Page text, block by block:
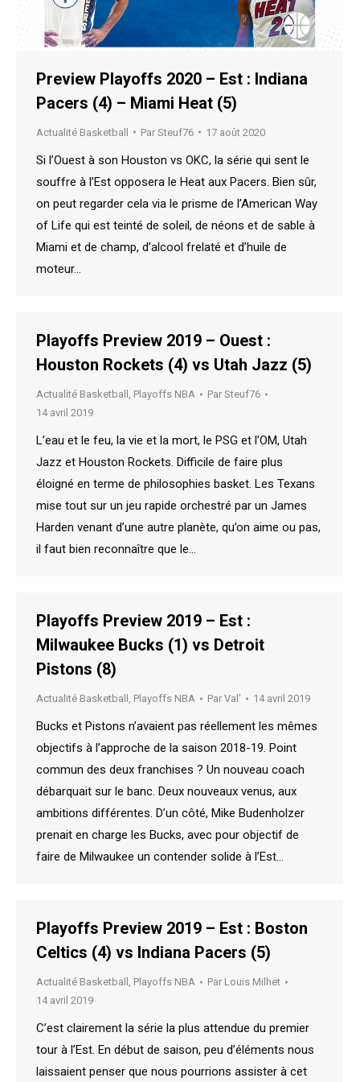
Preview Playoffs 2020 – Est : Indiana
Pacers (4) – Miami Heat (5)
Actualité Basketball Par Steuf76 17 août 2020
Si l’Ouest à son Houston vs OKC, la série qui sent le
souffre à l’Est opposera le Heat aux Pacers. Bien sûr,
on peut regarder cela via le prisme de l’American Way
of Life qui est teinté de soleil, de néons et de sable à
Miami et de champ, d’alcool frelaté et d’huile de
moteur…
Playoffs Preview 2019 – Ouest :
Houston Rockets (4) vs Utah Jazz (5)
Actualité Basketball , Playoffs NBA Par Steuf76
14 avril 2019
L’eau et le feu, la vie et la mort, le PSG et l’OM, Utah
Jazz et Houston Rockets. Difficile de faire plus
éloigné en terme de philosophies basket. Les Texans
mise tout sur un jeu rapide orchestré par un James
Harden venant d’une autre planète, qu’on aime ou pas,
il faut bien reconnaître que le…
Playoffs Preview 2019 – Est :
Milwaukee Bucks (1) vs Detroit
Pistons (8)
Actualité Basketball , Playoffs NBA Par Val' 14 avril 2019
Bucks et Pistons n’avaient pas réellement les mêmes
objectifs à l’approche de la saison 2018-19. Point
commun des deux franchises ? Un nouveau coach
débarquait sur le banc. Deux nouveaux venus, aux
ambitions différentes. D’un côté, Mike Budenholzer
prenait en charge les Bucks, avec pour objectif de
faire de Milwaukee un contender solide à l’Est…
Playoffs Preview 2019 – Est : Boston
Celtics (4) vs Indiana Pacers (5)
Actualité Basketball , Playoffs NBA Par Louis Milhet
14 avril 2019
C’est clairement la série la plus attendue du premier
tour à l’Est. En début de saison, peu d’éléments nous
laissaient penser que nous pourrions assister à cet